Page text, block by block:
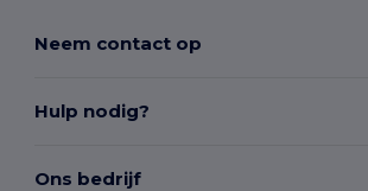
Neem contact op
Hulp nodig?
Ons bedrijf